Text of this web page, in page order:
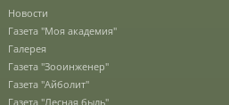
Новости
Газета "Моя академия"
Галерея
Газета "Зооинженер"
Газета "Айболит"
Газета "Лесная быль"